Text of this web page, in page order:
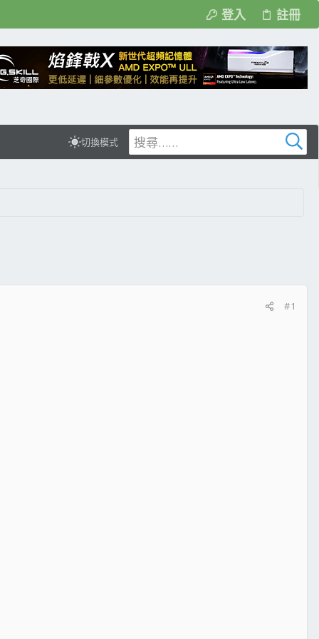
登入 註冊
切換模式
#1